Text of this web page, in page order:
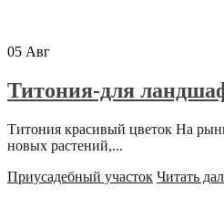
05 Авг
Титония-для
Титония красивый цветок На
новых растений,...
Приусадебный участок Читать